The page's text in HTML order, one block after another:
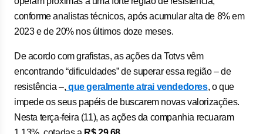
conforme analistas técnicos, após acumular alta de 8% em
2023 e de 20% nos últimos doze meses.
De acordo com grafistas, as ações da Totvs vêm
encontrando “dificuldades” de superar essa região – de
resistência –, que geralmente atrai vendedores, o que
impede os seus papéis de buscarem novas valorizações.
Nesta terça-feira (11), as ações da companhia recuaram